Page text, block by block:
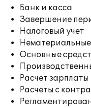
Банк и касса
Завершение
Налоговый учет
Основные
Расчет
Расчеты с